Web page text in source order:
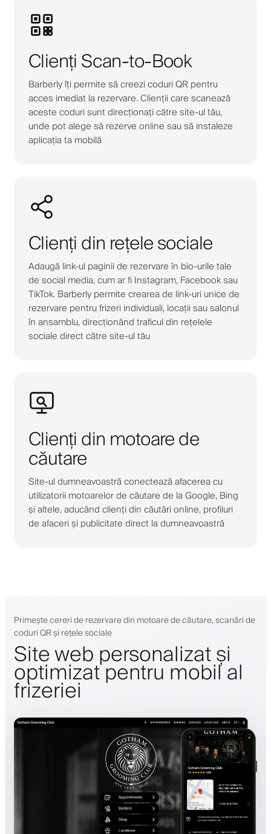
Clienți Scan-to-Book
Barberly îți permite să creezi coduri QR pentru
acces imediat la rezervare. Clienții care scanează
aceste coduri sunt direcționați către site-ul tău,
unde pot alege să rezerve online sau să instaleze
aplicația ta mobilă
Clienți din rețele sociale
Adaugă link-ul paginii de rezervare în bio-urile tale
de social media, cum ar fi Instagram, Facebook sau
TikTok. Barberly permite crearea de link-uri unice de
rezervare pentru frizeri individuali, locații sau salonul
în ansamblu, direcționând traficul din rețelele
sociale direct către site-ul tău
Clienți din motoare de
căutare
Site-ul dumneavoastră conectează afacerea cu
utilizatorii motoarelor de căutare de la Google, Bing
și altele, aducând clienți din căutări online, profiluri
de afaceri și publicitate direct la dumneavoastră
Primește cereri de rezervare din motoare de căutare, scanări de
coduri QR și rețele sociale
Site web personalizat și
optimizat pentru mobil al
frizeriei